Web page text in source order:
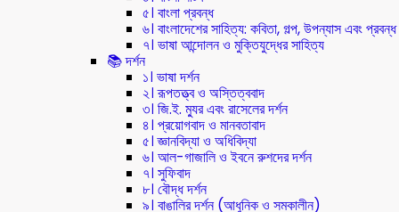
৫। বাংলা প্রবন্ধ
৬। বাংলাদেশের সাহিত্য: কবিতা, গল্প, উপন্যাস এবং প্রবন্ধ
৭। ভাষা আন্দোলন ও মুক্তিযুদ্ধের সাহিত্য
📚 দর্শন
১। ভাষা দর্শন
২। রূপতত্ত্ব ও অস্তিত্ববাদ
৩। জি.ই. ম্যুর এবং রাসেলের দর্শন
৪। প্রয়োগবাদ ও মানবতাবাদ
৫। জ্ঞানবিদ্যা ও অধিবিদ্যা
৬। আল-গাজালি ও ইবনে রুশদের দর্শন
৭। সুফিবাদ
৮। বৌদ্ধ দর্শন
৯। বাঙালির দর্শন (আধুনিক ও সমকালীন)